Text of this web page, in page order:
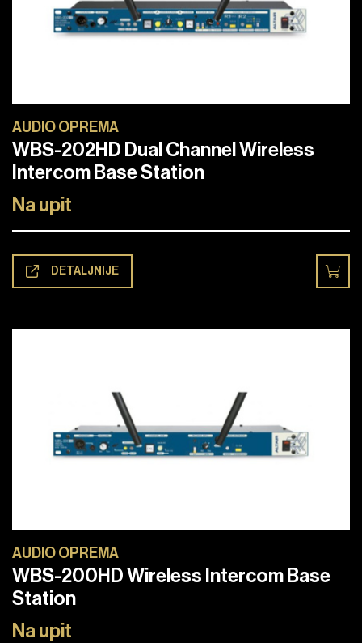
AUDIO OPREMA
WBS-202HD Dual Channel Wireless
Intercom Base Station
Na upit
DETALJNIJE
AUDIO OPREMA
WBS-200HD Wireless Intercom Base
Station
Na upit